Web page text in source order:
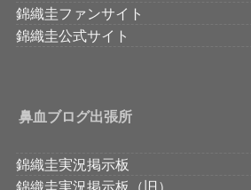
錦織圭ファンサイト
錦織圭公式サイト
鼻血ブログ出張所
錦織圭実況掲示板
錦織圭実況掲示板（旧）